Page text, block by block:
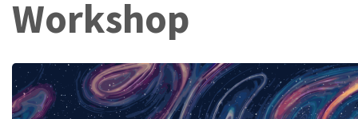
Workshop